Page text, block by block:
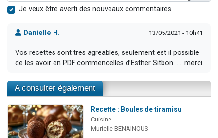
Je veux être averti des nouveaux commentaires
Danielle H. 13/05/2021 - 10h41
Vos recettes sont tres agreables, seulement est il possible
de les avoir en PDF commencelles d’Esther Sitbon ..... merci
A consulter également
Recette : Boules de tiramisu
Cuisine
Murielle BENAINOUS